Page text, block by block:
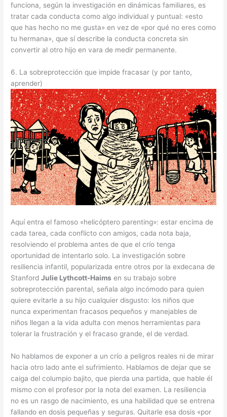
funciona, según la investigación en dinámicas familiares, es
tratar cada conducta como algo individual y puntual: «esto
que has hecho no me gusta» en vez de «por qué no eres como
tu hermana», que sí describe la conducta concreta sin
convertir al otro hijo en vara de medir permanente.
6. La sobreprotección que impide fracasar (y por tanto,
aprender)
Aquí entra el famoso «helicóptero parenting»: estar encima de
cada tarea, cada conflicto con amigos, cada nota baja,
resolviendo el problema antes de que el crío tenga
oportunidad de intentarlo solo. La investigación sobre
resiliencia infantil, popularizada entre otros por la exdecana de
StanfordJulie Lythcott-Haims en su trabajo sobre
sobreprotección parental, señala algo incómodo para quien
quiere evitarle a su hijo cualquier disgusto: los niños que
nunca experimentan fracasos pequeños y manejables de
niños llegan a la vida adulta con menos herramientas para
tolerar la frustración y el fracaso grande, el de verdad.
No hablamos de exponer a un crío a peligros reales ni de mirar
hacia otro lado ante el sufrimiento. Hablamos de dejar que se
caiga del columpio bajito, que pierda una partida, que hable él
mismo con el profesor por la nota del examen. La resiliencia
no es un rasgo de nacimiento, es una habilidad que se entrena
fallando en dosis pequeñas y seguras. Quitarle esa dosis «por